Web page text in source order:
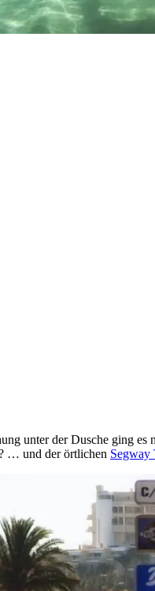
unter der Dusche ging
… und der örtlichen Segway